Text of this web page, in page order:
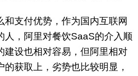
和支付优势，作为国内互联网
人，阿里对餐饮SaaS的介入顺
建设也相对容易，但阿里相对
获取上，劣势也比较明显，